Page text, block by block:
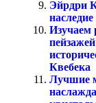
Эйрдри
Квебека
Лучшие